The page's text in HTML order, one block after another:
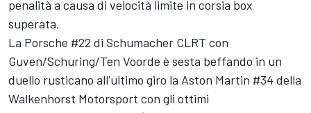
penalità a causa di velocità limite in corsia box
superata.
La Porsche #22 di Schumacher CLRT con
Guven/Schuring/Ten Voorde è sesta beffando in un
duello rusticano all'ultimo giro la Aston Martin #34 della
Walkenhorst Motorsport con gli ottimi